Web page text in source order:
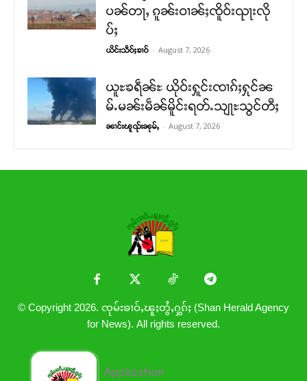
ပၼ်တႃႇ ၵူၼ်းဝၢၼ်ႈၸိူဝ်းၺႃးလို
ပ်ႈ
ယိင်းသဵဝ်ႈၶၢဝ် - August 7, 2026
ယူႊၶရဵၼ်ႊ ယိုဝ်းႁူင်းၸၢၵ်ႈႁုင်ၼ
မ်ႉမၼ်းမဵၼ်မိူင်းရတ်ႉသျႃႊသွင်တီႈ
ၼၢင်းၽူၺ်းၼုမ်ႇ - August 7, 2026
© Copyright 2026. ၸုမ်းၶၢဝ်ႇၽူႈတွႆႇႁွၵ်ႈ (Shan Herald Agency
for News). All rights reserved.